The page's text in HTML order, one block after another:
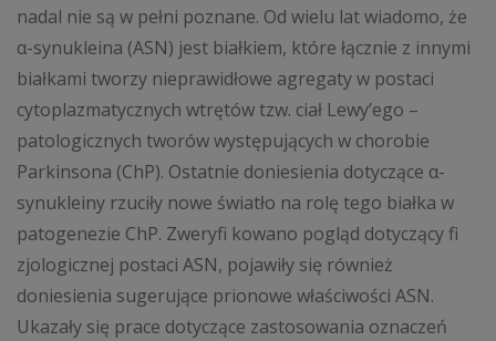
nadal nie są w pełni poznane. Od wielu lat wiadomo, że
α-synukleina (ASN) jest białkiem, które łącznie z innymi
białkami tworzy nieprawidłowe agregaty w postaci
cytoplazmatycznych wtrętów tzw. ciał Lewy’ego –
patologicznych tworów występujących w chorobie
Parkinsona (ChP). Ostatnie doniesienia dotyczące α-
synukleiny rzuciły nowe światło na rolę tego białka w
patogenezie ChP. Zweryfi kowano pogląd dotyczący fi
zjologicznej postaci ASN, pojawiły się również
doniesienia sugerujące prionowe właściwości ASN.
Ukazały się prace dotyczące zastosowania oznaczeń